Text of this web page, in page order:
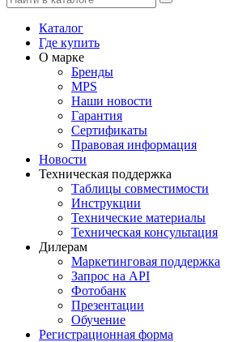
Каталог
Где купить
О марке
Бренды
MPS
Наши новости
Гарантия
Сертификаты
Правовая информация
Новости
Техническая поддержка
Таблицы совместимости
Инструкции
Технические материалы
Техническая консультация
Дилерам
Маркетинговая поддержка
Запрос на API
Фотобанк
Презентации
Обучение
Регистрационная форма